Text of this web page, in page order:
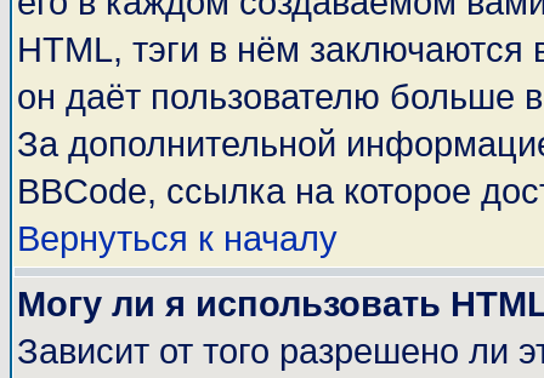
HTML, тэги в нём заключаются
он даёт пользователю больше
За дополнительной
BBCode, ссылка на которое
Вернуться к началу
Могу ли я использовать
Зависит от того разрешено ли